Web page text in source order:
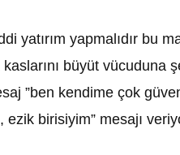
yatırım yapmalıdır bu
büyüt vücuduna
”ben kendime çok
birisiyim” mesajı